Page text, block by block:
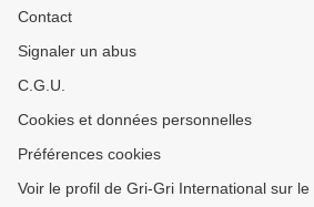
Contact
Signaler un abus
C.G.U.
Cookies et données personnelles
Préférences cookies
Voir le profil de Gri-Gri International sur